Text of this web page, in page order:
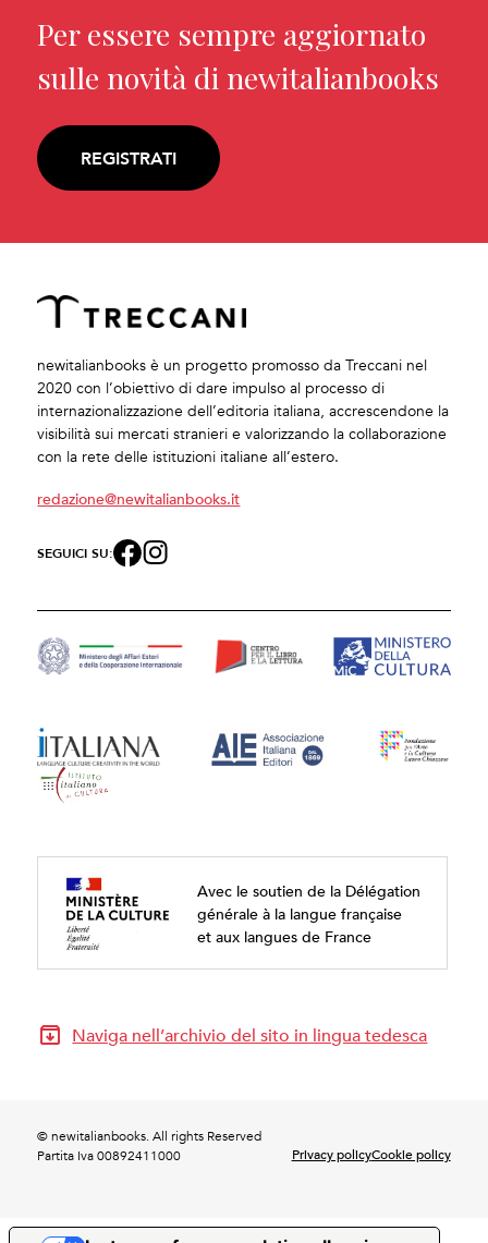
Per essere sempre aggiornato
sulle novità di newitalianbooks
REGISTRATI
newitalianbooks è un progetto promosso da Treccani nel
2020 con l’obiettivo di dare impulso al processo di
internazionalizzazione dell’editoria italiana, accrescendone la
visibilità sui mercati stranieri e valorizzando la collaborazione
con la rete delle istituzioni italiane all’estero.
redazione@newitalianbooks.it
SEGUICI SU:
Avec le soutien de la Délégation
générale à la langue française
et aux langues de France
Naviga nell’archivio del sito in lingua tedesca
© newitalianbooks. All rights Reserved
Partita Iva 00892411000
Privacy policyCookie policy